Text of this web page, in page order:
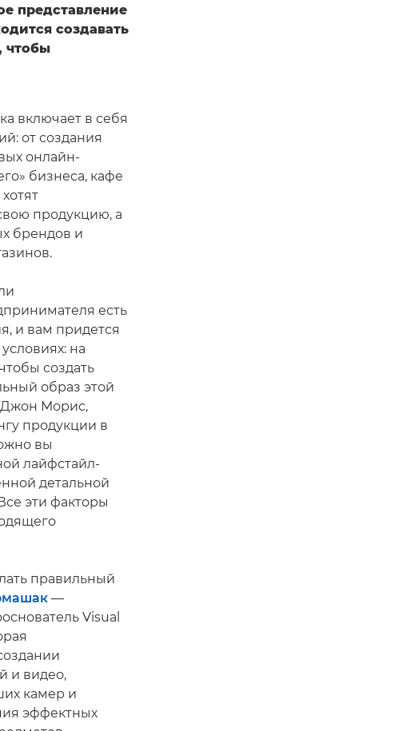
представление
создавать
чтобы
включает в себя
от создания
онлайн-
бизнеса, кафе
продукцию, а
брендов и
есть
и вам придется
на
создать
образ этой
Джон Морис,
продукции в
вы
лайфстайл-
детальной
эти факторы
правильный
—
Visual
и видео,
камер и
эффектных